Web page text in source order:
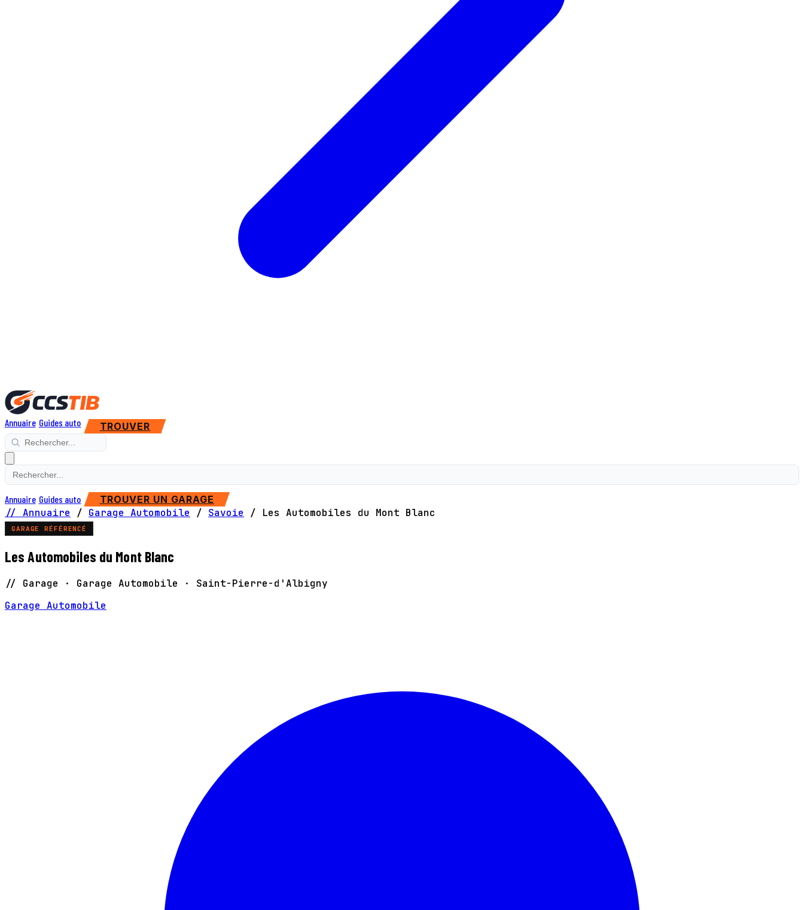
Annuaire Guides auto TROUVER
Annuaire Guides auto TROUVER UN GARAGE
// Annuaire / Garage Automobile / Savoie / Les Automobiles du Mont Blanc
GARAGE RÉFÉRENCÉ
Les Automobiles du Mont Blanc
// Garage · Garage Automobile · Saint-Pierre-d'Albigny
Garage Automobile